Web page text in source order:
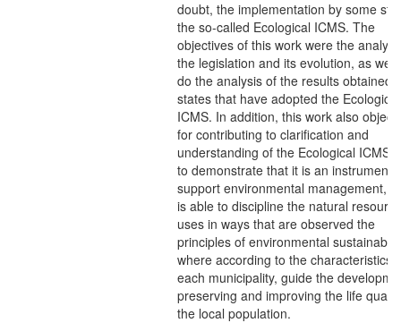
doubt, the implementation by some
the so-called Ecological ICMS. The
objectives of this work were the
the legislation and its evolution, as well
do the analysis of the results obtained
states that have adopted the Ecological
ICMS. In addition, this work also
for contributing to clarification and
understanding of the Ecological ICMS,
to demonstrate that it is an instrument
support environmental management,
is able to discipline the natural
uses in ways that are observed the
principles of environmental
where according to the characteristics
each municipality, guide the
preserving and improving the life
the local population.